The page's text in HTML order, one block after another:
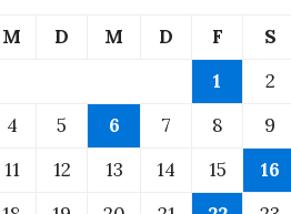
M D M D F S
1
2
4
5 6 7 8 9
11
12 13 14 15 16